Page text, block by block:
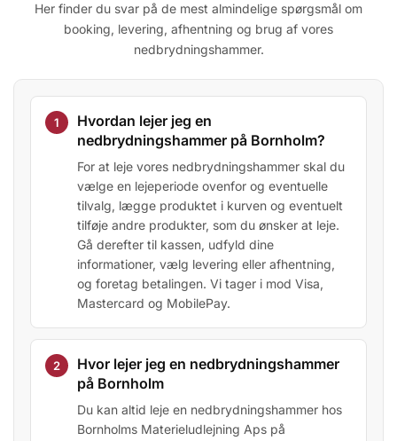
Her finder du svar på de mest almindelige spørgsmål om
booking, levering, afhentning og brug af vores
nedbrydningshammer.
Hvordan lejer jeg en
nedbrydningshammer på Bornholm?
For at leje vores nedbrydningshammer skal du
vælge en lejeperiode ovenfor og eventuelle
tilvalg, lægge produktet i kurven og eventuelt
tilføje andre produkter, som du ønsker at leje.
Gå derefter til kassen, udfyld dine
informationer, vælg levering eller afhentning,
og foretag betalingen. Vi tager i mod Visa,
Mastercard og MobilePay.
Hvor lejer jeg en nedbrydningshammer
på Bornholm
Du kan altid leje en nedbrydningshammer hos
Bornholms Materieludlejning Aps på